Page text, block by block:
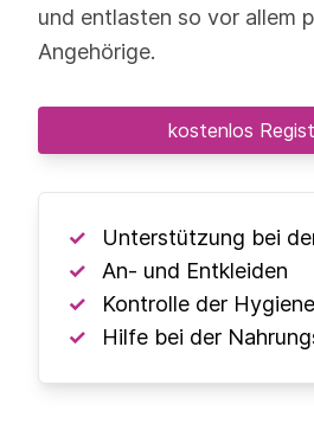
und entlasten so vor allem
Angehörige.
kostenlos
Unterstützung bei
An- und Entkleiden
Kontrolle der
Hilfe bei der